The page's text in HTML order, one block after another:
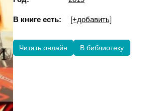
В книге есть: [+добавить]
Читать онлайн В библиотеку